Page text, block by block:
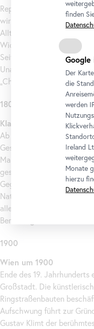
Repräsentation und
wirklichkeitsgetreue
Alltagsgegenständen
Wichtige Auftragswerke
Seite vermitteln bis heute
Unabhängig davon
„Charakterköpfe“, die in
1800 – 1865
Klassizismus –
Ab dem ausgehenden 18.
Gesellschaft und
Malerei werden weniger
geschöpft als aus dem
Gegensätzen in Stadt und
Naturdarstellung an
allem in der Bergwelt des
Berchtesgadener Land.
1900
Wien um 1900
Ende des 19.
Großstadt. Die
Ringstraßenbauten
Aufschwung führt zur
Gustav Klimt der
finden
Google
Der
die
werden
Ireland
Monate
hierzu